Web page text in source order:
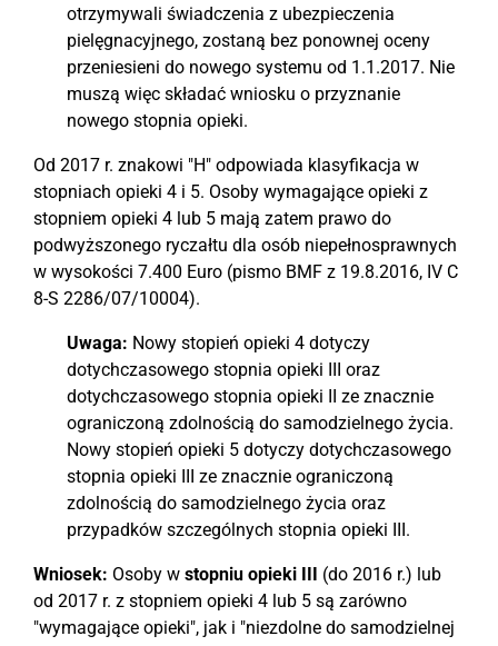
otrzymywali świadczenia z ubezpieczenia
pielęgnacyjnego, zostaną bez ponownej oceny
przeniesieni do nowego systemu od 1.1.2017. Nie
muszą więc składać wniosku o przyznanie
nowego stopnia opieki.
Od 2017 r. znakowi "H" odpowiada klasyfikacja w
stopniach opieki 4 i 5. Osoby wymagające opieki z
stopniem opieki 4 lub 5 mają zatem prawo do
podwyższonego ryczałtu dla osób niepełnosprawnych
w wysokości 7.400 Euro (pismo BMF z 19.8.2016, IV C
8-S 2286/07/10004).
Uwaga: Nowy stopień opieki 4 dotyczy
dotychczasowego stopnia opieki III oraz
dotychczasowego stopnia opieki II ze znacznie
ograniczoną zdolnością do samodzielnego życia.
Nowy stopień opieki 5 dotyczy dotychczasowego
stopnia opieki III ze znacznie ograniczoną
zdolnością do samodzielnego życia oraz
przypadków szczególnych stopnia opieki III.
Wniosek: Osoby w stopniu opieki III (do 2016 r.) lub
od 2017 r. z stopniem opieki 4 lub 5 są zarówno
"wymagające opieki", jak i "niezdolne do samodzielnej